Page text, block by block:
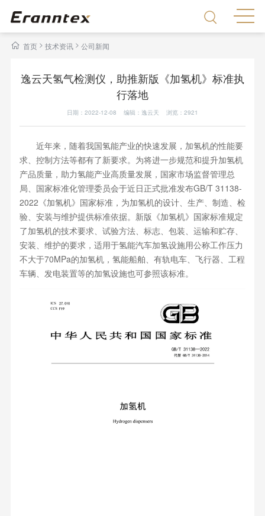
首页> 技术资讯 > 公司新闻
逸云天氢气检测仪，助推新版《加氢机》标准执
行落地
日期：2022-12-08 编辑：逸云天 浏览： 2921
近年来，随着我国氢能产业的快速发展，加氢机的性能要
求、控制方法等都有了新要求。为将进一步规范和提升加氢机
产品质量，助力氢能产业高质量发展，国家市场监督管理总
局、国家标准化管理委员会于近日正式批准发布GB/T 31138-
2022《加氢机》国家标准，为加氢机的设计、生产、制造、检
验、安装与维护提供标准依据。新版《加氢机》国家标准规定
了加氢机的技术要求、试验方法、标志、包装、运输和贮存、
安装、维护的要求，适用于氢能汽车加氢设施用公称工作压力
不大于70MPa的加氢机，氢能船舶、有轨电车、飞行器、工程
车辆、发电装置等的加氢设施也可参照该标准。